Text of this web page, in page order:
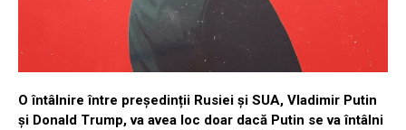
O întâlnire între președinții Rusiei și SUA, Vladimir Putin
și Donald Trump, va avea loc doar dacă Putin se va întâlni